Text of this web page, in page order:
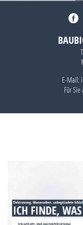
E-Mail:
Für